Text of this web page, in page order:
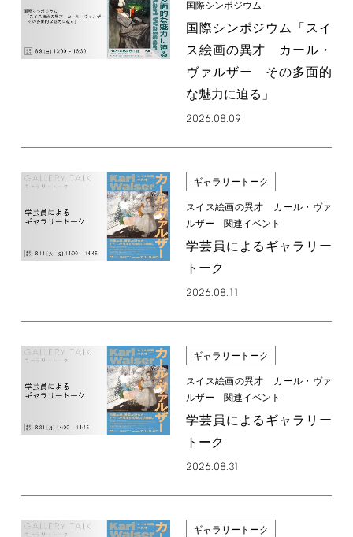
国際シンポジウム
国際シンポジウム「スイ
ス絵画の異才 カール・
ヴァルザー その多面的
な魅力に迫る」
2026.08.09
ギャラリートーク
スイス絵画の異才 カール・ヴァ
ルザー 関連イベント
学芸員によるギャラリー
トーク
2026.08.11
ギャラリートーク
スイス絵画の異才 カール・ヴァ
ルザー 関連イベント
学芸員によるギャラリー
トーク
2026.08.31
ギャラリートーク